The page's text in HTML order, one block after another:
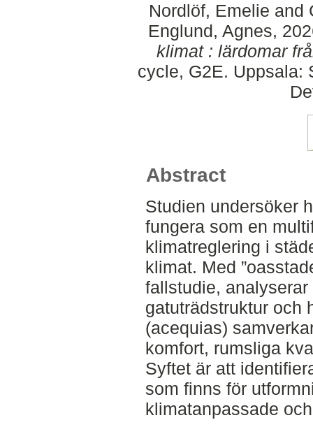
Nordlöf, Emelie and
Englund, Agnes,
klimat : lärdomar
cycle, G2E. Uppsala:
Abstract
Studien undersöker
fungera som en
klimatreglering i
klimat. Med
fallstudie,
gatuträdstruktur och
(acequias)
komfort, rumsliga
Syftet är att
som finns för
klimatanpassade